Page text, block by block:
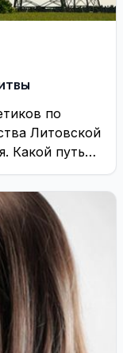
по
Литовской
Какой путь